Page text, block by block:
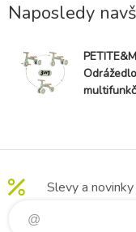
Naposledy
Odrážedlo
Slevy a